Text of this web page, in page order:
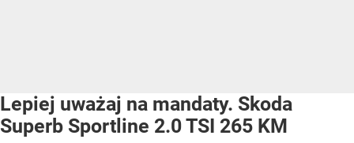
Lepiej uważaj na mandaty. Skoda
Superb Sportline 2.0 TSI 265 KM